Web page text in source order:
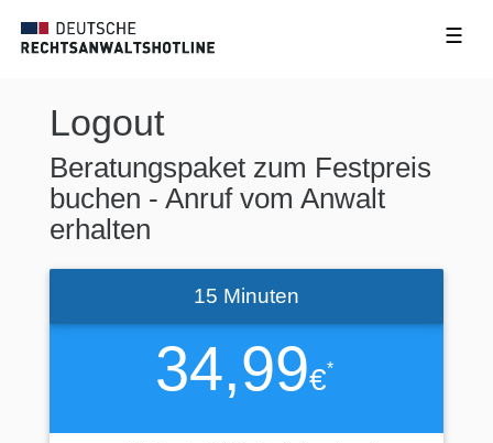
☰
Logout
Beratungspaket zum Festpreis
buchen - Anruf vom Anwalt
erhalten
34,99€*
15 Minuten